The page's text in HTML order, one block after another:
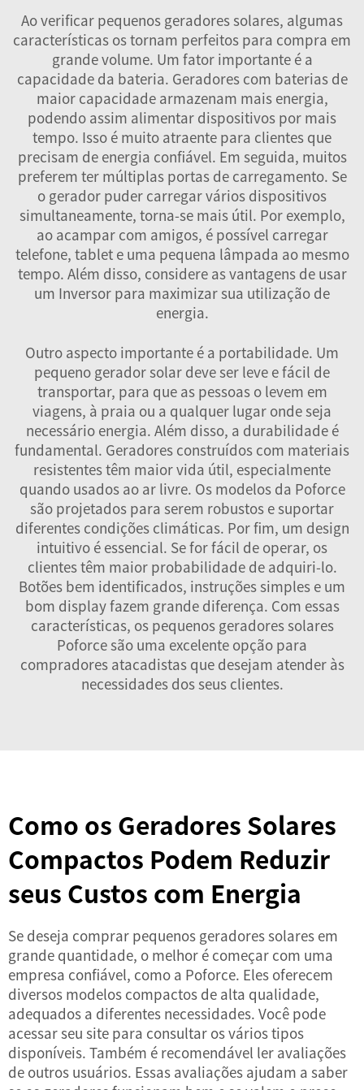
Ao verificar pequenos geradores solares, algumas
características os tornam perfeitos para compra em
grande volume. Um fator importante é a
capacidade da bateria. Geradores com baterias de
maior capacidade armazenam mais energia,
podendo assim alimentar dispositivos por mais
tempo. Isso é muito atraente para clientes que
precisam de energia confiável. Em seguida, muitos
preferem ter múltiplas portas de carregamento. Se
o gerador puder carregar vários dispositivos
simultaneamente, torna-se mais útil. Por exemplo,
ao acampar com amigos, é possível carregar
telefone, tablet e uma pequena lâmpada ao mesmo
tempo. Além disso, considere as vantagens de usar
um Inversor para maximizar sua utilização de
energia.
Outro aspecto importante é a portabilidade. Um
pequeno gerador solar deve ser leve e fácil de
transportar, para que as pessoas o levem em
viagens, à praia ou a qualquer lugar onde seja
necessário energia. Além disso, a durabilidade é
fundamental. Geradores construídos com materiais
resistentes têm maior vida útil, especialmente
quando usados ao ar livre. Os modelos da Poforce
são projetados para serem robustos e suportar
diferentes condições climáticas. Por fim, um design
intuitivo é essencial. Se for fácil de operar, os
clientes têm maior probabilidade de adquiri-lo.
Botões bem identificados, instruções simples e um
bom display fazem grande diferença. Com essas
características, os pequenos geradores solares
Poforce são uma excelente opção para
compradores atacadistas que desejam atender às
necessidades dos seus clientes.
Como os Geradores Solares
Compactos Podem Reduzir
seus Custos com Energia
Se deseja comprar pequenos geradores solares em
grande quantidade, o melhor é começar com uma
empresa confiável, como a Poforce. Eles oferecem
diversos modelos compactos de alta qualidade,
adequados a diferentes necessidades. Você pode
acessar seu site para consultar os vários tipos
disponíveis. Também é recomendável ler avaliações
de outros usuários. Essas avaliações ajudam a saber